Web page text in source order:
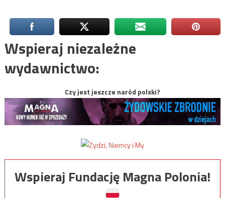
Wspieraj niezależne
wydawnictwo:
Czy jest jeszcze naród polski?
Wspieraj Fundację Magna Polonia!